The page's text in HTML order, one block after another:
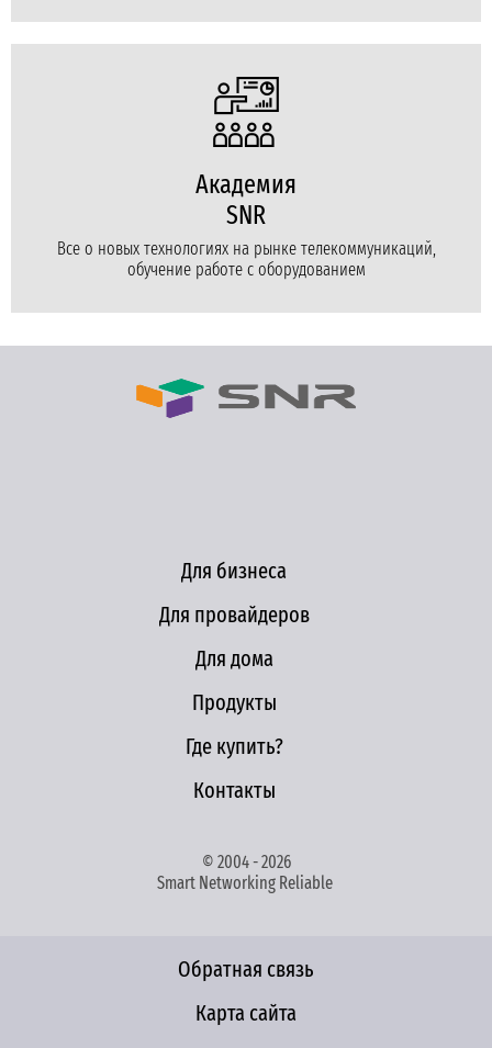
Академия
SNR
Все о новых технологиях на рынке телекоммуникаций,
обучение работе с оборудованием
Для бизнеса
Для провайдеров
Для дома
Продукты
Где купить?
Контакты
© 2004 - 2026
Smart Networking Reliable
Обратная связь
Карта сайта